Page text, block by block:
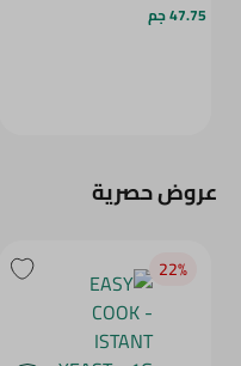
47.75 جم
عروض حصرية
22‎%‎